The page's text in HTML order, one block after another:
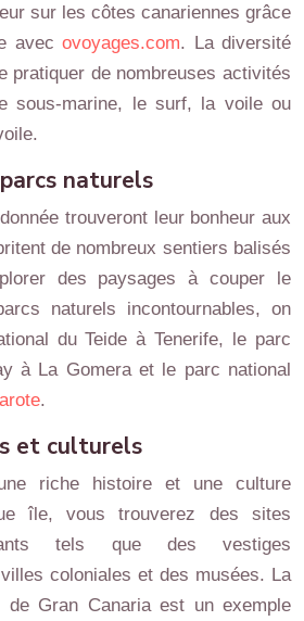
sur les côtes canariennes grâce
avec ovoyages.com. La diversité
pratiquer de nombreuses activités
sous-marine, le surf, la voile ou
naturels
trouveront leur bonheur aux
de nombreux sentiers balisés
des paysages à couper le
naturels incontournables, on
du Teide à Tenerife, le parc
à La Gomera et le parc national
.
et culturels
riche histoire et une culture
île, vous trouverez des sites
tels que des vestiges
coloniales et des musées. La
Gran Canaria est un exemple